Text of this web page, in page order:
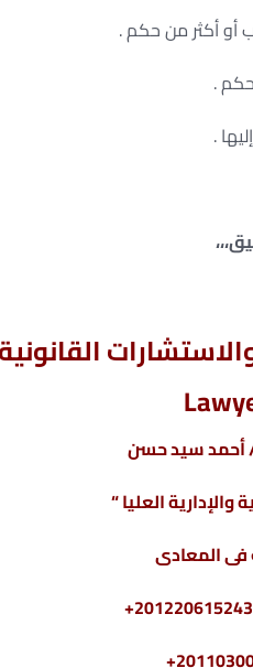
أو أكثر من حكم .
.
.
القانونية
أحمد سيد حسن
العليا “
فى المعادى